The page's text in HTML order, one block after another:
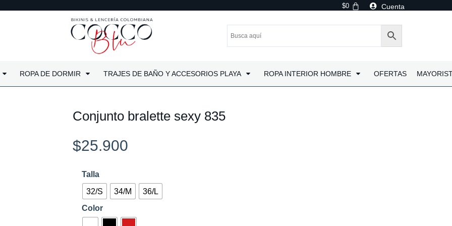
$0 Cuenta
ROPA DE DORMIR TRAJES DE BAÑO Y ACCESORIOS PLAYA ROPA INTERIOR HOMBRE OFERTAS
Conjunto bralette sexy 835
$25.900
Talla
32/S
34/M
36/L
Color
Conjunto
bralette
sexy
835